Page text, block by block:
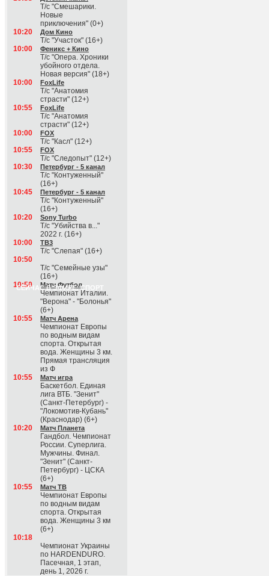
Т/с "Смешарики.
Новые
приключения" (0+)
10:20
Дом Кино
Т/с "Участок" (16+)
10:00
Феникс + Кино
Т/с "Опера. Хроники
убойного отдела.
Новая версия" (18+)
10:00
FoxLife
Т/с "Анатомия
страсти" (12+)
10:55
FoxLife
Т/с "Анатомия
страсти" (12+)
10:00
FOX
Т/с "Касл" (12+)
10:55
FOX
Т/с "Следопыт" (12+)
10:30
Петербург - 5 канал
Т/с "Контуженный"
(16+)
10:45
Петербург - 5 канал
Т/с "Контуженный"
(16+)
10:20
Sony Turbo
Т/с "Убийства в..."
2022 г. (16+)
10:00
ТВ3
Т/с "Слепая" (16+)
10:50
Т/с "Семейные узы"
(16+)
СЕЙЧАС В ЭФИРЕ: СПОРТ
10:50 Матч Футбол
Чемпионат Италии.
"Верона" - "Болонья"
(6+)
10:55
Матч Арена
Чемпионат Европы
по водным видам
спорта. Открытая
вода. Женщины 3 км.
Прямая трансляция
из Ф
10:55
Матч игра
Баскетбол. Единая
лига ВТБ. "Зенит"
(Санкт-Петербург) -
"Локомотив-Кубань"
(Краснодар) (6+)
10:20
Матч Планета
Гандбол. Чемпионат
России. Суперлига.
Мужчины. Финал.
"Зенит" (Санкт-
Петербург) - ЦСКА
(6+)
10:55
Матч ТВ
Чемпионат Европы
по водным видам
спорта. Открытая
вода. Женщины 3 км
(6+)
10:18
Чемпионат Украины
по HARDENDURO.
Пасечная, 1 этап,
день 1, 2026 г.